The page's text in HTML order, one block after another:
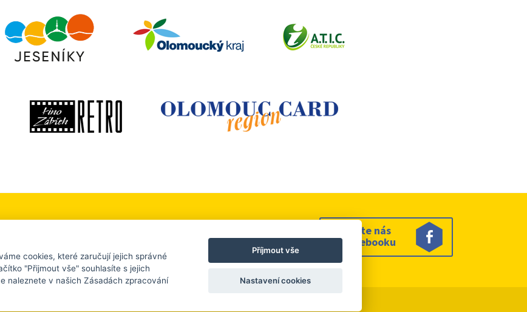
Sledujte nás
na facebooku
cookies, které zaručují jejich správné
"Přijmout vše" souhlasíte s jejich
naleznete v našich Zásadách zpracování
Příjmout vše
Nastavení cookies